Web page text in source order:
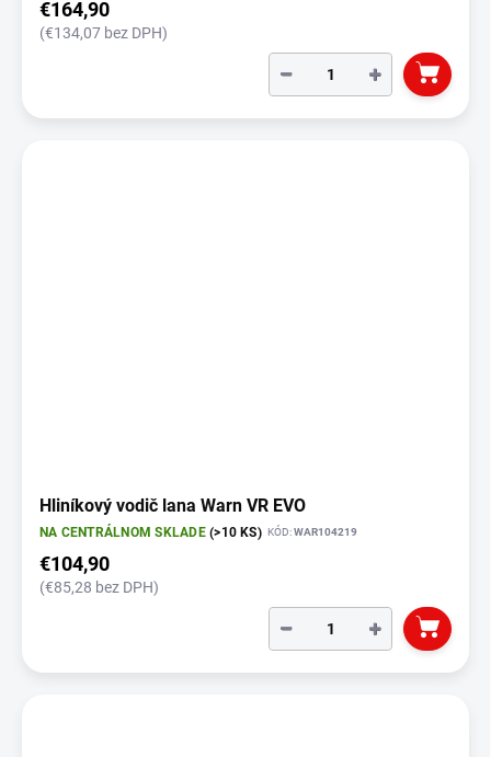
€164,90
(€134,07 bez DPH)
+
−
Hliníkový vodič lana Warn VR EVO
NA CENTRÁLNOM SKLADE(>10 KS) KÓD:WAR104219
€104,90
(€85,28 bez DPH)
+
−